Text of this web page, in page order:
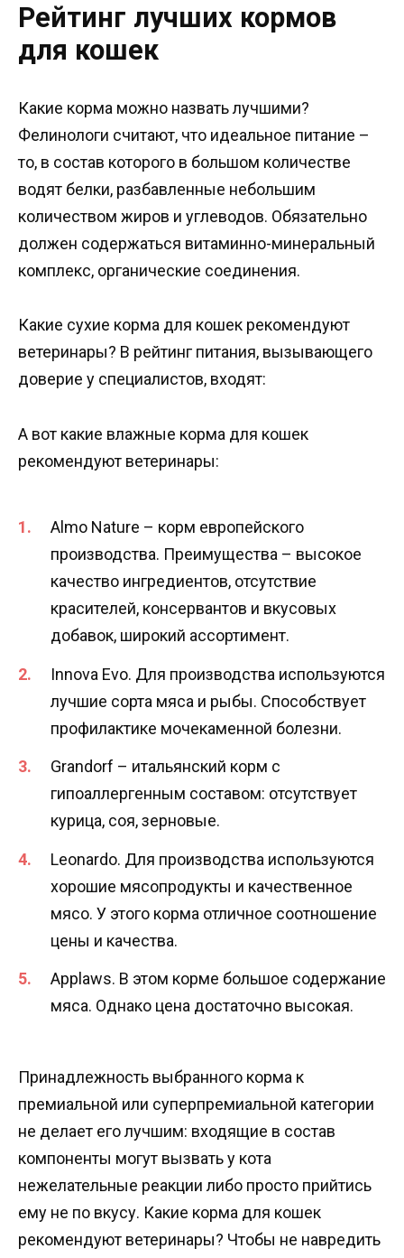
Рейтинг лучших кормов
для кошек
Какие корма можно назвать лучшими?
Фелинологи считают, что идеальное питание –
то, в состав которого в большом количестве
водят белки, разбавленные небольшим
количеством жиров и углеводов. Обязательно
должен содержаться витаминно-минеральный
комплекс, органические соединения.
Какие сухие корма для кошек рекомендуют
ветеринары? В рейтинг питания, вызывающего
доверие у специалистов, входят:
А вот какие влажные корма для кошек
рекомендуют ветеринары:
Almo Nature – корм европейского
производства. Преимущества – высокое
качество ингредиентов, отсутствие
красителей, консервантов и вкусовых
добавок, широкий ассортимент.
Innova Evo. Для производства используются
лучшие сорта мяса и рыбы. Способствует
профилактике мочекаменной болезни.
Grandorf – итальянский корм с
гипоаллергенным составом: отсутствует
курица, соя, зерновые.
Leonardo. Для производства используются
хорошие мясопродукты и качественное
мясо. У этого корма отличное соотношение
цены и качества.
Applaws. В этом корме большое содержание
мяса. Однако цена достаточно высокая.
Принадлежность выбранного корма к
премиальной или суперпремиальной категории
не делает его лучшим: входящие в состав
компоненты могут вызвать у кота
нежелательные реакции либо просто прийтись
ему не по вкусу. Какие корма для кошек
рекомендуют ветеринары? Чтобы не навредить